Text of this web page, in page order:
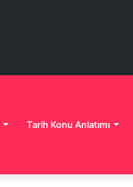
Tarih Konu Anlatımı